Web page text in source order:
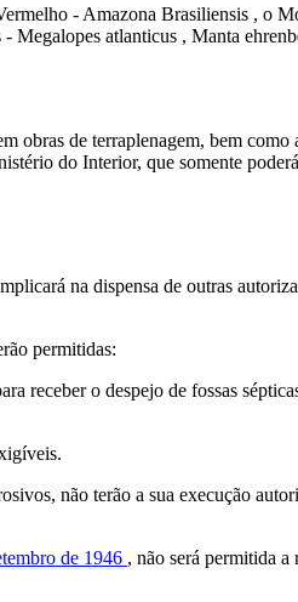
- Amazona Brasiliensis , o
atlanticus , Manta
de terraplenagem, bem como
do Interior, que somente
na dispensa de outras
permitidas:
receber o despejo de fossas
não terão a sua execução
de 1946 , não será permitida